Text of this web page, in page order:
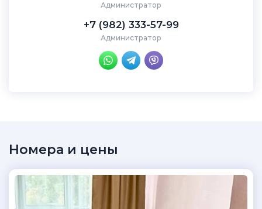
Администратор
+7 (982) 333-57-99
Администратор
Номера и цены